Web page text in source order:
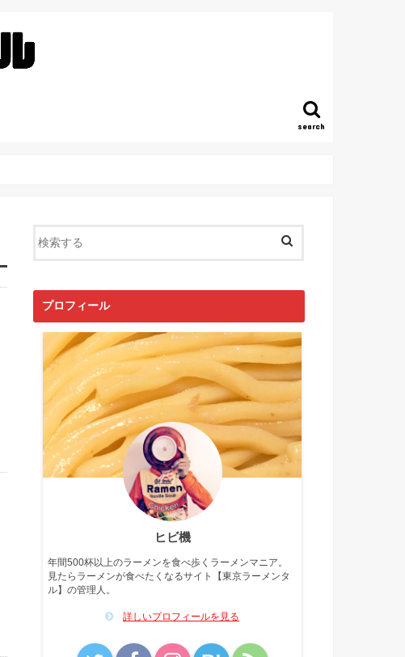
search
プロフィール
ヒビ機
年間500杯以上のラーメンを食べ歩くラーメンマニア。
見たらラーメンが食べたくなるサイト【東京ラーメンタ
ル】の管理人。
詳しいプロフィールを見る